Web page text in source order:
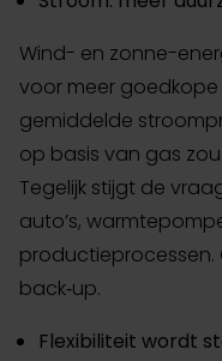
Wind- en zonne-
voor meer goedkope
gemiddelde
op basis van gas
Tegelijk stijgt de
auto’s,
back‑up.
Flexibiliteit wordt